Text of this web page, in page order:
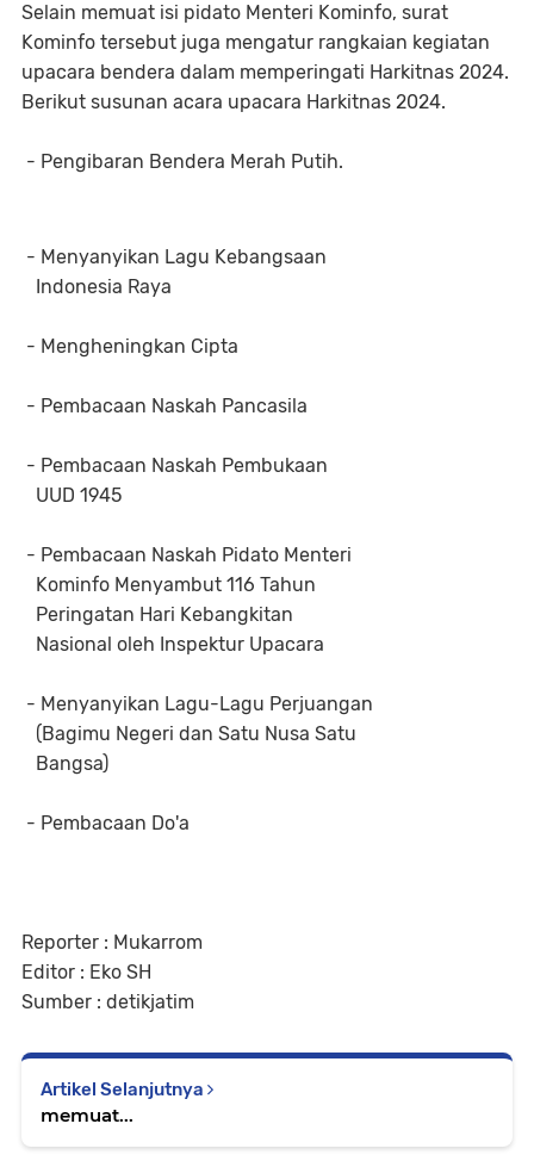
Selain memuat isi pidato Menteri Kominfo, surat
Kominfo tersebut juga mengatur rangkaian kegiatan
upacara bendera dalam memperingati Harkitnas 2024.
Berikut susunan acara upacara Harkitnas 2024.
- Pengibaran Bendera Merah Putih.
- Menyanyikan Lagu Kebangsaan
Indonesia Raya
- Mengheningkan Cipta
- Pembacaan Naskah Pancasila
- Pembacaan Naskah Pembukaan
UUD 1945
- Pembacaan Naskah Pidato Menteri
Kominfo Menyambut 116 Tahun
Peringatan Hari Kebangkitan
Nasional oleh Inspektur Upacara
- Menyanyikan Lagu-Lagu Perjuangan
(Bagimu Negeri dan Satu Nusa Satu
Bangsa)
- Pembacaan Do'a
Reporter : Mukarrom
Editor : Eko SH
Sumber : detikjatim
Artikel Selanjutnya
memuat...